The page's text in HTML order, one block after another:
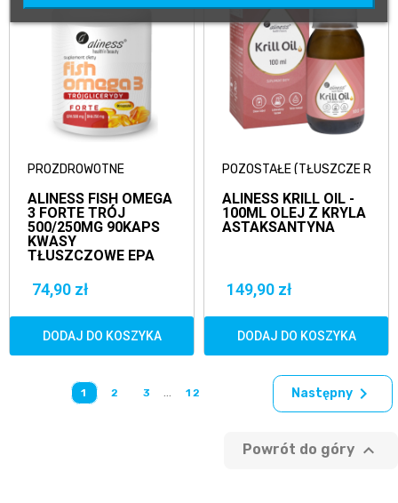
PROZDROWOTNE
ALINESS FISH OMEGA
3 FORTE TRÓJ
500/250MG 90KAPS
KWASY
TŁUSZCZOWE EPA
74,90 zł
DODAJ DO KOSZYKA
POZOSTAŁE (TŁUSZCZE
ALINESS KRILL OIL -
100ML OLEJ Z KRYLA
ASTAKSANTYNA
149,90 zł
DODAJ DO KOSZYKA
1 2 3 … 12 Następny 
Powrót do góry 